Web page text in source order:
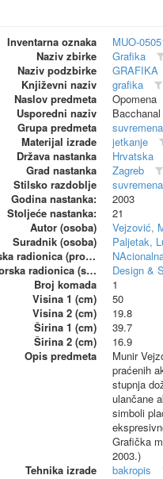
Inventarna oznaka
MUO-
Naziv zbirke
Grafika
Naziv podzbirke
GRAFIKA
Književni naziv
grafika
Naslov predmeta
Opomena
Usporedni naziv
Bacchanal
Grupa predmeta
suvremena
Materijal izrade
jetkanje
Država nastanka
Hrvatska
Grad nastanka
Zagreb
Stilsko razdoblje
suvremena
Godina nastanka:
2003
Stoljeće nastanka:
21
Autor (osoba)
Vejzović,
Suradnik (osoba)
Paljetak,
Autorska radionica (proizvođač)
Suautorska radionica (suproizvođač)
Design &
Broj komada
1
Visina 1 (cm)
50
Visina 2 (cm)
19.8
Širina 1 (cm)
39.7
Širina 2 (cm)
16.9
Opis predmeta
Munir
praćenih
stupnja
ulančane
simboli
Grafička
2003.)
Tehnika izrade
bakropis